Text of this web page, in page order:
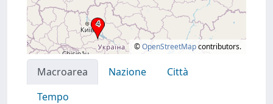
©OpenStreetMapcontributors.
Macroarea Nazione
Città
Tempo